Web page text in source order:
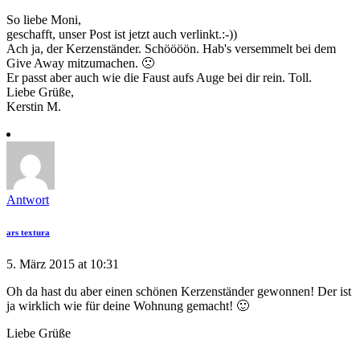
So liebe Moni,
geschafft, unser Post ist jetzt auch verlinkt.:-))
Ach ja, der Kerzenständer. Schöööön. Hab's versemmelt bei dem
Give Away mitzumachen. 🙁
Er passt aber auch wie die Faust aufs Auge bei dir rein. Toll.
Liebe Grüße,
Kerstin M.
Antwort
ars textura
5. März 2015 at 10:31
Oh da hast du aber einen schönen Kerzenständer gewonnen! Der ist
ja wirklich wie für deine Wohnung gemacht! 🙂
Liebe Grüße